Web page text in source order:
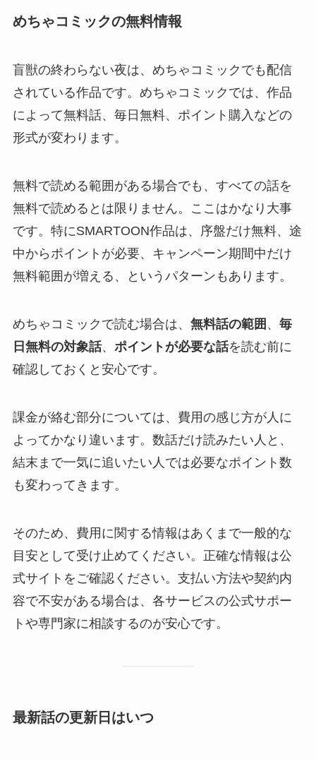
めちゃコミックの無料情報
盲獣の終わらない夜は、めちゃコミックでも配信
されている作品です。めちゃコミックでは、作品
によって無料話、毎日無料、ポイント購入などの
形式が変わります。
無料で読める範囲がある場合でも、すべての話を
無料で読めるとは限りません。ここはかなり大事
です。特にSMARTOON作品は、序盤だけ無料、途
中からポイントが必要、キャンペーン期間中だけ
無料範囲が増える、というパターンもあります。
めちゃコミックで読む場合は、 無料話の範囲 、 毎
日無料の対象話、 ポイントが必要な話を読む前に
確認しておくと安心です。
課金が絡む部分については、費用の感じ方が人に
よってかなり違います。数話だけ読みたい人と、
結末まで一気に追いたい人では必要なポイント数
も変わってきます。
そのため、費用に関する情報はあくまで一般的な
目安として受け止めてください。正確な情報は公
式サイトをご確認ください。支払い方法や契約内
容で不安がある場合は、各サービスの公式サポー
トや専門家に相談するのが安心です。
最新話の更新日はいつ